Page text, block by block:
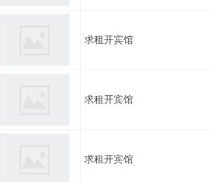
求租开宾馆
求租开宾馆
求租开宾馆